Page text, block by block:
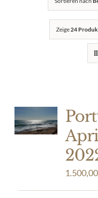
Zeige 24
1.500,00